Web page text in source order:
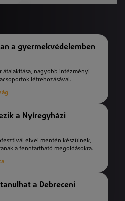
a gyermekvédelemben
átalakítása, nagyobb intézményi
létrehozásával.
a Nyíregyházi
elvei mentén készülnek,
a fenntartható megoldásokra.
a Debreceni